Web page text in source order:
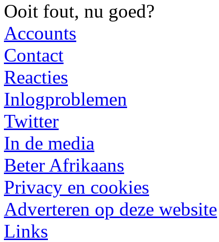
Ooit fout, nu goed?
Accounts
Contact
Reacties
Inlogproblemen
Twitter
In de media
Beter Afrikaans
Privacy en cookies
Adverteren op deze website
Links